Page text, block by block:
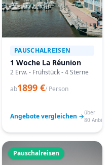
PAUSCHALREISEN
1 Woche La Réunion
2 Erw. - Frühstück - 4 Sterne
ab1899 €/ Person
Angebote vergleichen →über
80
Pauschalreisen